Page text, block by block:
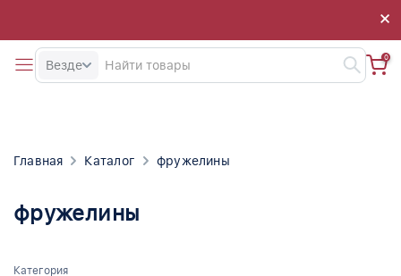
×
×
Везде
0
Главная Каталог фружелины
фружелины
Категория